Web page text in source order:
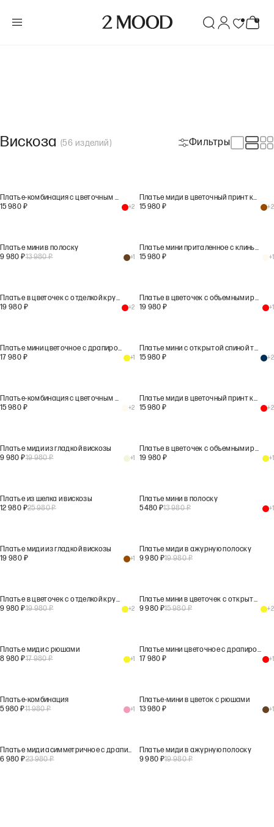
Вискоза (56 изделий ) Фильтры
Платье-комбинация с цветочным принтом
15 980 ₽ +2
Платье миди в цветочный принт коричневого цвета
15 980 ₽ +2
Платье мини в полоску
9 980 ₽13 980₽ +1
Платье мини приталенное с клиньями
15 980 ₽ +1
Платье в цветочек с отделкой кружевом
19 980 ₽ +2
Платье в цветочек с объемными рукавами
19 980 ₽ +1
Платье мини цветочное с драпировками
17 980 ₽ +1
Платье мини с открытой спиной темно-синего цвета
15 980 ₽ +2
Платье-комбинация с цветочным принтом
15 980 ₽ +2
Платье миди в цветочный принт красного цвета
15 980 ₽ +2
Платье миди из гладкой вискозы
9 980 ₽19 980₽ +1
Платье в цветочек с объемными рукавами
19 980 ₽ +1
Платье из шелка и вискозы
12 980 ₽25 980₽
Платье мини в полоску
5 480 ₽13 980₽ +1
Платье миди из гладкой вискозы
19 980 ₽ +1
Платье миди в ажурную полоску
9 980 ₽19 980₽
Платье в цветочек с отделкой кружевом
9 980 ₽19 980₽ +2
Платье мини в цветочек с открытой спиной
9 980 ₽15 980₽ +2
Платье миди с рюшами
8 980 ₽17 980₽ +1
Платье мини цветочное с драпировками
17 980 ₽ +1
Платье-комбинация
5 980 ₽11 980₽ +1
Платье-мини в цветок с рюшами
13 980 ₽ +1
Платье миди асимметричное с драпировкой
6 980 ₽23 980₽
Платье миди в ажурную полоску
9 980 ₽19 980₽